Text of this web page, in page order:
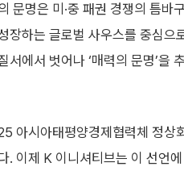
문명은 미·중 패권 경쟁의 틈바
장하는 글로벌 사우스를 중심
서에서 벗어나 ‘매력의 문명’을
아시아태평양경제협력체 정상
. 이제 K 이니셔티브는 이 선언